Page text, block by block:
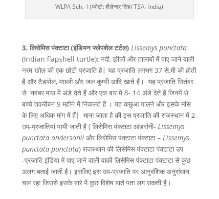
WLPA Sch.- I (फोटो: शैलेन्द्र सिंह/ TSA- India)
3. लिसेमिस पंक्टाटा (इंडियन फ्लेपशेल टर्टल) Lissemys punctata
(Indian flapshell turtle): नदी, झीलों और तालाबों में पाए जाने वाली
नरम खोल की एक छोटी प्रजाति है| यह प्रजाति लगभग 37 से.मी की होती
है और टैडपोल, मछली और जल कुम्भी आदि खाते हैं। यह प्रजाति सितंबर
से नवंबर मास में अंडे देते हैं और एक बार में 8- 14 अंडे देते हैं जिनमें से
बच्चे तकरीबन 9 महीने में निकलते हैं । यह कछुआ पालने और इसके मांस
के लिए अधिक मांग में हैं| माना जाता है की इस प्रजाति की राजस्थान में 2
उप-प्रजातियां पायी जाती है ( लिसेमिस पंक्टाटा आंडर्सनी- Lissemys
punctata andersoniiऔर लिसेमिस पंक्टाटा पंक्टाटा – Lissemys
punctata punctata) राजस्थान की लिसेमिस पंक्टाटा पंक्टाटा उप
-प्रजाति इंडिया में पाए जाने वाली वाकी लिसेमिस पंक्टाटा पंक्टाटा से कुछ
अलग बताई जाती है। इसलिए इस उप-प्रजाति पर आनुवंशिक अनुसंधान
चल रहा जिससे इसके बारे में कुछ विशेष बातें पता लग सकती है।